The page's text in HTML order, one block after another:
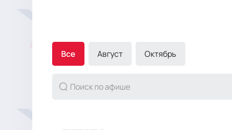
Все Август Октябрь